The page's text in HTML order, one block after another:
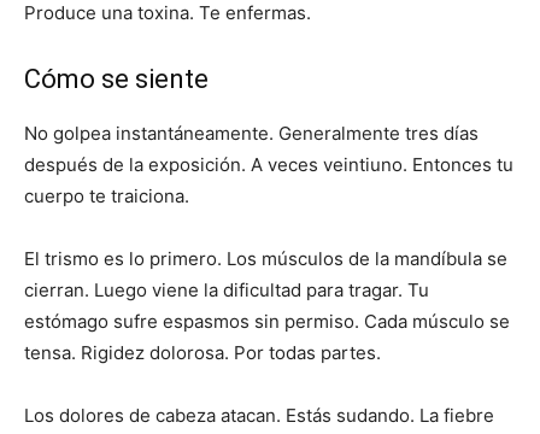
Produce una toxina. Te enfermas.
Cómo se siente
No golpea instantáneamente. Generalmente tres días
después de la exposición. A veces veintiuno. Entonces tu
cuerpo te traiciona.
El trismo es lo primero. Los músculos de la mandíbula se
cierran. Luego viene la dificultad para tragar. Tu
estómago sufre espasmos sin permiso. Cada músculo se
tensa. Rigidez dolorosa. Por todas partes.
Los dolores de cabeza atacan. Estás sudando. La fiebre